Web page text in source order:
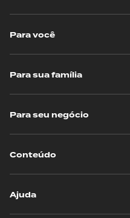
Para você
Para sua família
Para seu negócio
Conteúdo
Ajuda